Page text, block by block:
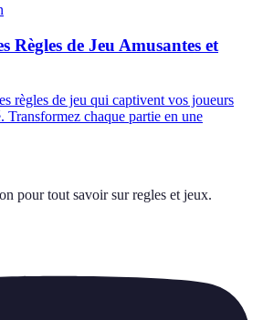
Règles de Jeu Amusantes et
règles de jeu qui captivent vos joueurs
Transformez chaque partie en une
pour tout savoir sur regles et jeux.